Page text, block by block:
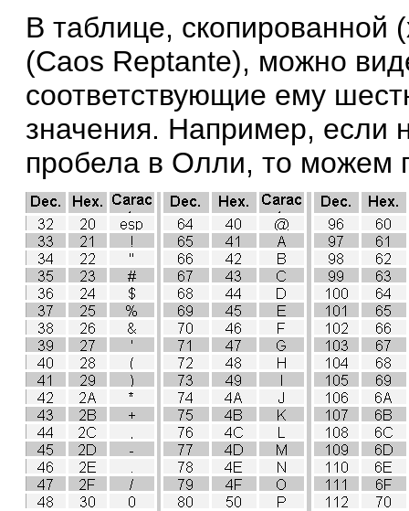
В таблице, скопированной
(Caos Reptante), можно
соответствующие ему
значения. Например, если
пробела в Олли, то можем